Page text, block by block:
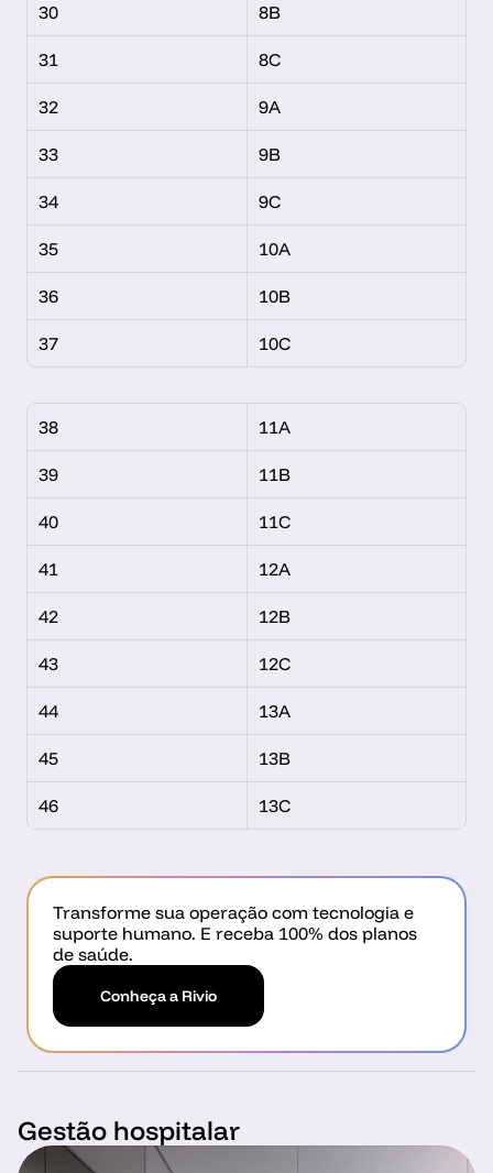
30 8B
31 8C
32 9A
33 9B
34 9C
35 10A
36 10B
37 10C
38 11A
39 11B
40 11C
41 12A
42 12B
43 12C
44 13A
45 13B
46 13C
Transforme sua operação com tecnologia e
suporte humano. E receba 100% dos planos
de saúde.
Conheça a Rivio
Gestão hospitalar